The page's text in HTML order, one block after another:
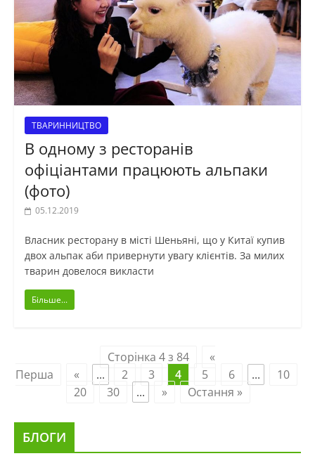
ТВАРИННИЦТВО
В одному з ресторанів
офіціантами працюють альпаки
(фото)
05.12.2019
Власник ресторану в місті Шеньяні, що у Китаї купив
двох альпак аби привернути увагу клієнтів. За милих
тварин довелося викласти
Більше...
Сторінка 4 з 84
«
Перша
« ... 2 3 4 5 6 ...
10
20
30 ... » Остання »
БЛОГИ